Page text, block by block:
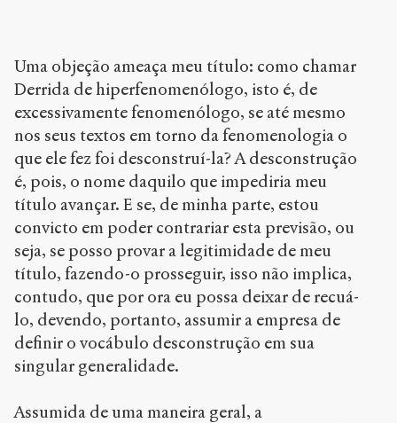
Uma objeção ameaça meu título: como chamar
Derrida de hiperfenomenólogo, isto é, de
excessivamente fenomenólogo, se até mesmo
nos seus textos em torno da fenomenologia o
que ele fez foi desconstruí-la? A desconstrução
é, pois, o nome daquilo que impediria meu
título avançar. E se, de minha parte, estou
convicto em poder contrariar esta previsão, ou
seja, se posso provar a legitimidade de meu
título, fazendo-o prosseguir, isso não implica,
contudo, que por ora eu possa deixar de recuá-
lo, devendo, portanto, assumir a empresa de
definir o vocábulo desconstrução em sua
singular generalidade.
Assumida de uma maneira geral, a